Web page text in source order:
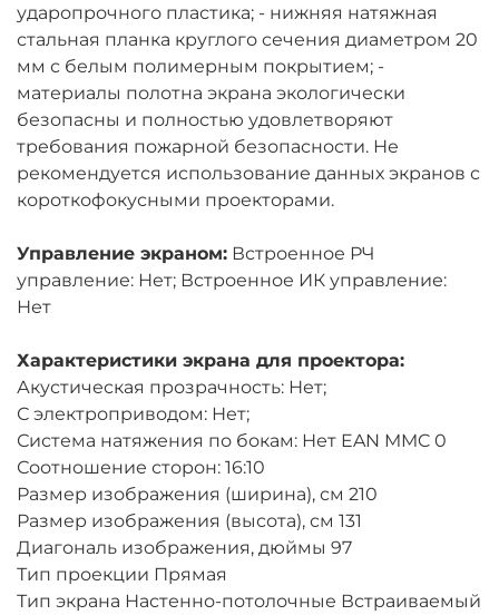
ударопрочного пластика; - нижняя натяжная
стальная планка круглого сечения диаметром 20
мм с белым полимерным покрытием; -
материалы полотна экрана экологически
безопасны и полностью удовлетворяют
требования пожарной безопасности. Не
рекомендуется использование данных экранов с
короткофокусными проекторами.
Управление экраном: Встроенное РЧ
управление: Нет; Встроенное ИК управление:
Нет
Характеристики экрана для проектора:
Акустическая прозрачность: Нет;
С электроприводом: Нет;
Система натяжения по бокам: Нет EAN MMC 0
Соотношение сторон: 16:10
Размер изображения (ширина), см 210
Размер изображения (высота), см 131
Диагональ изображения, дюймы 97
Тип проекции Прямая
Тип экрана Настенно-потолочные Встраиваемый